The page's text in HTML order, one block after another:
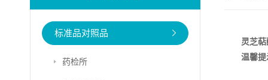
标准品对照品
药检所
灵芝
温馨提